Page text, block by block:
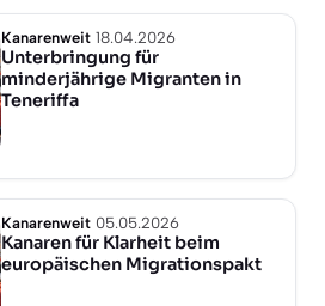
Kanarenweit 18.04.2026
Unterbringung für
minderjährige Migranten in
Teneriffa
Kanarenweit 05.05.2026
Kanaren für Klarheit beim
europäischen Migrationspakt